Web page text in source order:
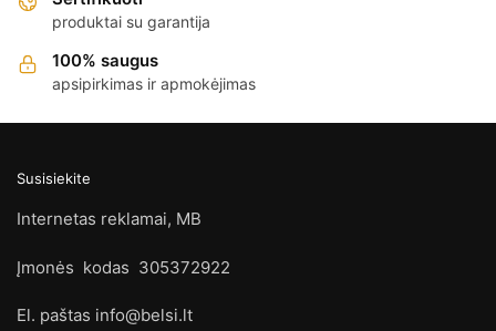
produktai su garantija
100% saugus
apsipirkimas ir apmokėjimas
Susisiekite
Internetas reklamai, MB
Įmonės kodas 305372922
El. paštas info@belsi.lt